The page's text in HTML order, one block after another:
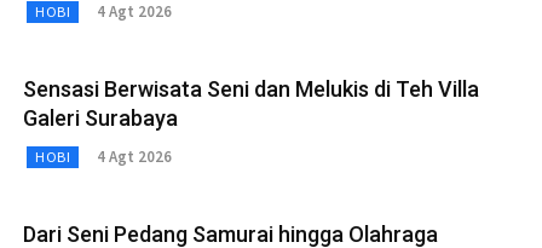
HOBI 4 Agt 2026
Sensasi Berwisata Seni dan Melukis di Teh Villa
Galeri Surabaya
HOBI 4 Agt 2026
Dari Seni Pedang Samurai hingga Olahraga